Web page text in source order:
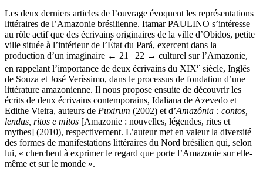
Les deux derniers articles de l’ouvrage évoquent les représentations
littéraires de l’Amazonie brésilienne. Itamar PAULINO s’intéresse
au rôle actif que des écrivains originaires de la ville d’Obidos, petite
ville située à l’intérieur de l’État du Pará, exercent dans la
production d’un imaginaire ← 21 | 22 → culturel sur l’Amazonie,
en rappelant l’importance de deux écrivains du XIXe siècle, Inglês
de Souza et José Veríssimo, dans le processus de fondation d’une
littérature amazonienne. Il nous propose ensuite de découvrir les
écrits de deux écrivains contemporains, Idaliana de Azevedo et
Edithe Vieira, auteurs de Puxirum (2002) et d’Amazônia : contos,
lendas, ritos e mitos [Amazonie : nouvelles, légendes, rites et
mythes] (2010), respectivement. L’auteur met en valeur la diversité
des formes de manifestations littéraires du Nord brésilien qui, selon
lui, « cherchent à exprimer le regard que porte l’Amazonie sur elle-
même et sur le monde ».